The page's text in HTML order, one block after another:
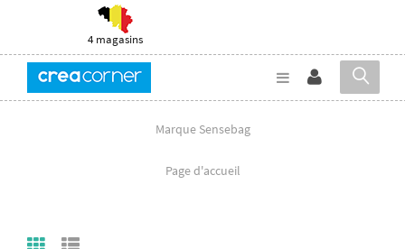
4 magasins
Marque Sensebag
Page d'accueil